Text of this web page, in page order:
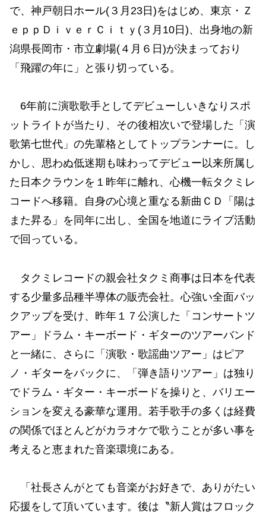
で、神戸朝日ホール(３月23日)をはじめ、東京・Ｚ
ｅｐｐＤｉｖｅｒＣｉｔｙ(３月10日)、出身地の新
潟県長岡市・市立劇場(４月６日)が決まっており
「飛躍の年に」と張り切っている。
6年前に演歌歌手としてデビューしいきなりスポ
ットライトが当たり、その後相次いで登場した「演
歌第七世代」の先輩格としてトップランナーに。し
かし、思わぬ低迷期も味わってデビュー以来所属し
た日本クラウンを１昨年に離れ、心機一転タクミレ
コードへ移籍。自身の心境と重なる新曲ＣＤ「陽は
また昇る」を同年に出し、全国を地道にライブ活動
で回っている。
タクミレコードの親会社タクミ商事は日本を代表
する少量多品種半導体の販売会社。心強い全面バッ
クアップを受け、昨年１７公演した「コンサートツ
アー」ドラム・キーボード・ギターのツアーバンド
と一緒に、さらに「演歌・歌謡曲ツアー」はピア
ノ・ギターをバックに、「弾き語りツアー」は独り
でドラム・ギター・キーボードを操りと、バリエー
ションを変える豪華な運用。若手歌手の多くは経費
の関係でほとんどがカラオケで歌うことが多い事を
考えると恵まれた音楽環境にある。
「社長さんがとても音楽がお好きで、ありがたい
応援をして頂いています。後は〝新人賞はフロック